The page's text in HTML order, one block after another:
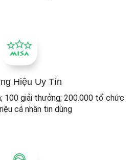
Hiệu Uy Tín
100 giải thưởng; 200.000 tổ chức
cá nhân tin dùng